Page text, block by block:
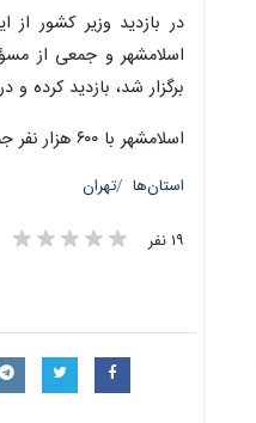
در بازدید وزیر کشور
اسلامشهر و جمعی از
برگزار شد، بازدید کرده و
اسلامشهر با ۶۰۰ هزار نفر جمعیت در جنوب غرب تهران قرار دارد.
استان‌ها تهران
۱۹ نفر